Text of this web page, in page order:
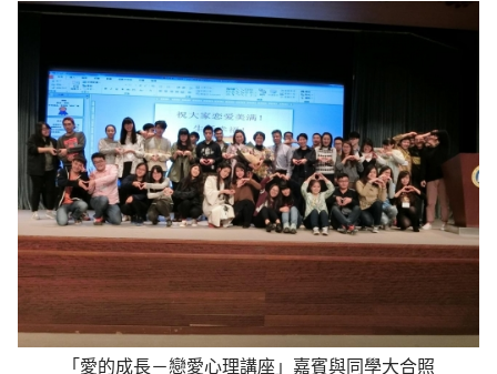
「愛的成長－戀愛心理講座」嘉賓與同學大合照